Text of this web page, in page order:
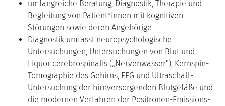
umfangreiche Beratung, Diagnostik, Therapie und
Begleitung von Patient*innen mit kognitiven
Störungen sowie deren Angehörige
Diagnostik umfasst neuropsychologische
Untersuchungen, Untersuchungen von Blut und
Liquor cerebrospinalis („Nervenwasser"), Kernspin-
Tomographie des Gehirns, EEG und Ultraschall-
Untersuchung der hirnversorgenden Blutgefäße und
die modernen Verfahren der Positronen-Emissions-